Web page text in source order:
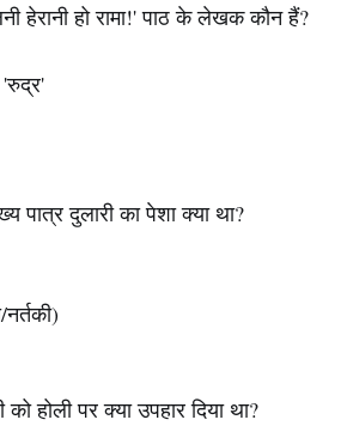
हेरानी हो रामा!' पाठ के लेखक कौन हैं?
पात्र दुलारी का पेशा क्या था?
होली पर क्या उपहार दिया था?